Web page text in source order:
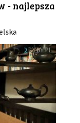
- najlepsza